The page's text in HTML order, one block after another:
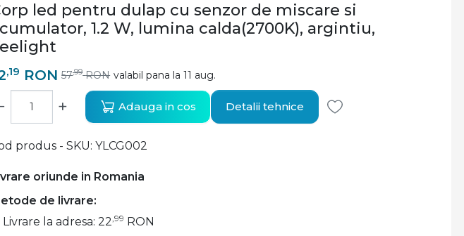
led pentru dulap cu senzor de miscare si
1.2 W, lumina calda(2700K), argintiu,
,19 RON 57,99 RON valabil pana la 11 aug.
oriunde in Romania
produs - SKU YLCG002
de livrare:
Livrare la adresa: 22,99 RON
+ Adauga in cos Detalii tehnice